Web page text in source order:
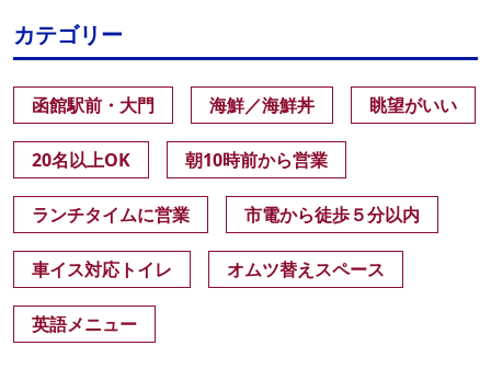
カテゴリー
函館駅前・大門 海鮮／海鮮丼 眺望がいい
20名以上OK 朝10時前から営業
ランチタイムに営業 市電から徒歩５分以内
車イス対応トイレ オムツ替えスペース
英語メニュー